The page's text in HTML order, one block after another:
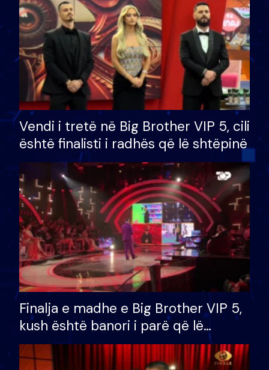
Vendi i tretë në Big Brother VIP 5, cili
është finalisti i radhës që lë shtëpinë
Finalja e madhe e Big Brother VIP 5,
kush është banori i parë që lë
shtëpinë dhe humb mundësinë për
të fituar çmimin e madh